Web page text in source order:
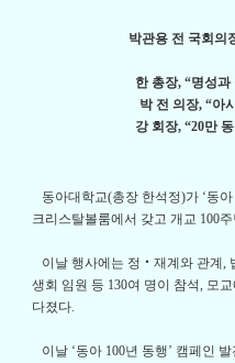
박관용 전 국회의
한 총장, “명성
박 전 의장, “아
강 회장, “20만
동아대학교(총장 한석정)가 ‘동
크리스탈볼룸에서 갖고 개교 100
이날 행사에는 정‧재계와 관계,
생회 임원 등 130여 명이 참석, 모
다졌다.
이날 ‘동아 100년 동행’ 캠페인